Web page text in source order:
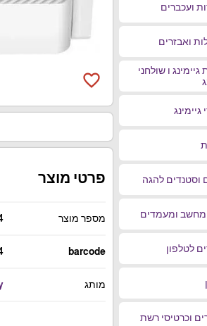
ועכברים
ואבזרים
ו שולחני
גיימינג
וסטנדים להגה
מחשב ומעמדים
לטלפון
וכרטיסי רשת
favorite_border
פרטי מוצר
מספר מוצר
barcode
מותג